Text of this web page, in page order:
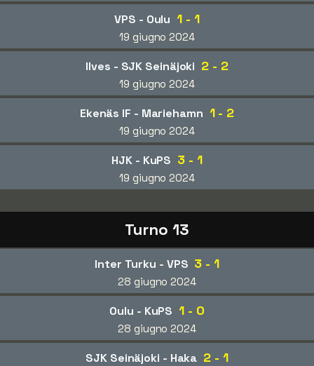
VPS - Oulu 1 - 1
19 giugno 2024
Ilves - SJK Seinäjoki 2 - 2
19 giugno 2024
Ekenäs IF - Mariehamn 1 - 2
19 giugno 2024
HJK - KuPS 3 - 1
19 giugno 2024
Turno 13
Inter Turku - VPS 3 - 1
28 giugno 2024
Oulu - KuPS 1 - 0
28 giugno 2024
SJK Seinäjoki - Haka 2 - 1